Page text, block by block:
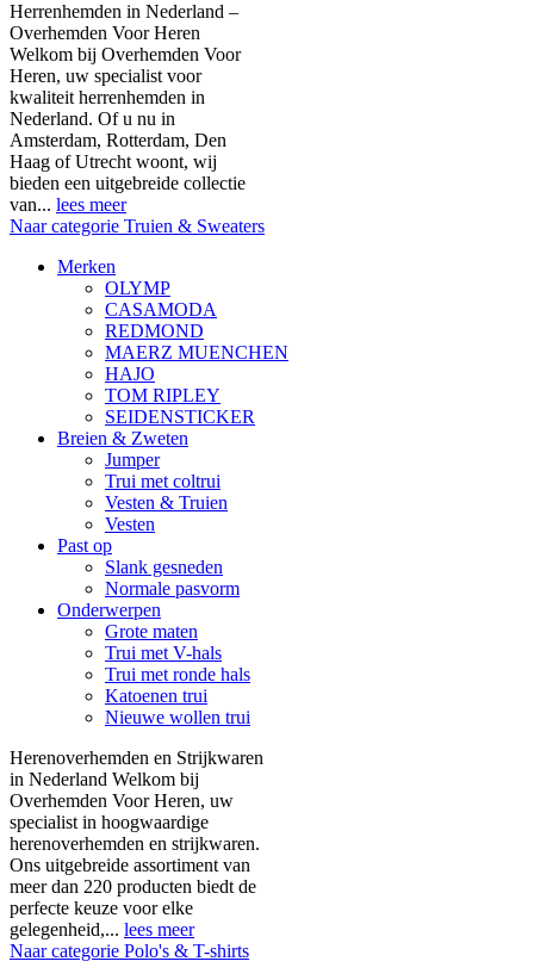
Herrenhemden in Nederland –
Overhemden Voor Heren
Welkom bij Overhemden Voor
Heren, uw specialist voor
kwaliteit herrenhemden in
Nederland. Of u nu in
Amsterdam, Rotterdam, Den
Haag of Utrecht woont, wij
bieden een uitgebreide collectie
van... lees meer
Naar categorie Truien & Sweaters
Merken
OLYMP
CASAMODA
REDMOND
MAERZ MUENCHEN
HAJO
TOM RIPLEY
SEIDENSTICKER
Breien & Zweten
Jumper
Trui met coltrui
Vesten & Truien
Vesten
Past op
Slank gesneden
Normale pasvorm
Onderwerpen
Grote maten
Trui met V-hals
Trui met ronde hals
Katoenen trui
Nieuwe wollen trui
Herenoverhemden en Strijkwaren
in Nederland Welkom bij
Overhemden Voor Heren, uw
specialist in hoogwaardige
herenoverhemden en strijkwaren.
Ons uitgebreide assortiment van
meer dan 220 producten biedt de
perfecte keuze voor elke
gelegenheid,... lees meer
Naar categorie Polo's & T-shirts